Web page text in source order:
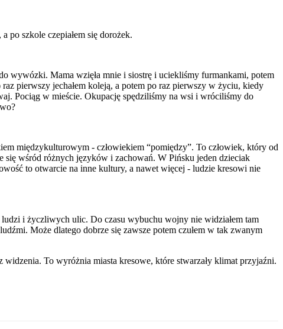
po szkole czepiałem się dorożek.
wywózki. Mama wzięła mnie i siostrę i uciekliśmy furmankami, potem
pierwszy jechałem koleją, a potem po raz pierwszy w życiu, kiedy
Pociąg w mieście. Okupację spędziliśmy na wsi i wróciliśmy do
międzykulturowym - człowiekiem “pomiędzy”. To człowiek, który od
się wśród różnych języków i zachowań. W Pińsku jeden dzieciak
to otwarcie na inne kultury, a nawet więcej - ludzie kresowi nie
i życzliwych ulic. Do czasu wybuchu wojny nie widziałem tam
Może dlatego dobrze się zawsze potem czułem w tak zwanym
To wyróżnia miasta kresowe, które stwarzały klimat przyjaźni.